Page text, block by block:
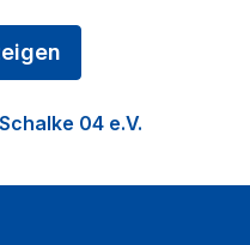
Kerngeschäft der
ergänzt durch die
04 e.V.